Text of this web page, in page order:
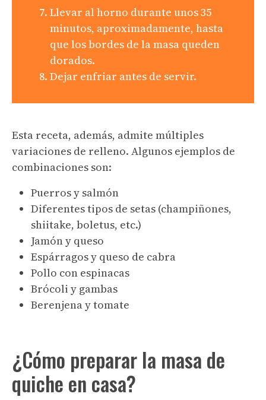
Llevar al horno durante unos 35
minutos, aproximadamente, hasta
que los bordes de la masa queden
dorados.
Dejar enfriar antes de servir.
Esta receta, además, admite múltiples
variaciones de relleno. Algunos ejemplos de
combinaciones son:
Puerros y salmón
Diferentes tipos de setas (champiñones,
shiitake, boletus, etc.)
Jamón y queso
Espárragos y queso de cabra
Pollo con espinacas
Brócoli y gambas
Berenjena y tomate
¿Cómo preparar la masa de
quiche en casa?